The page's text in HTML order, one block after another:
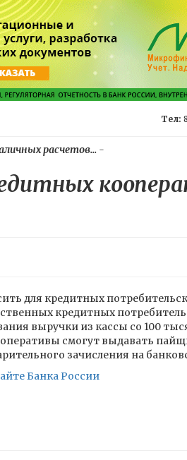
Тел:
расчетов...-
для кредитных
кредитных
выручки из кассы со 100
смогут выдавать
зачисления на
Банка России